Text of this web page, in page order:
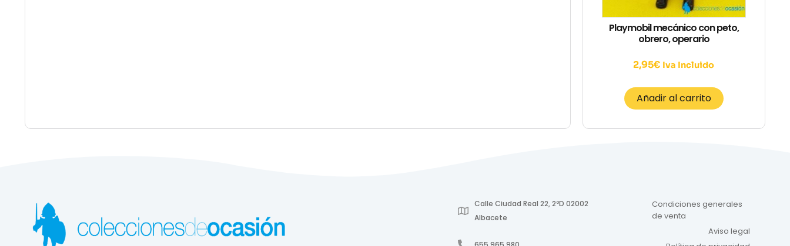
Playmobil mecánico con peto,
obrero, operario
2,95€ Iva Incluido
Añadir al carrito
Calle Ciudad Real 22, 2ºD 02002
Albacete
Condiciones generales
de venta
Aviso legal